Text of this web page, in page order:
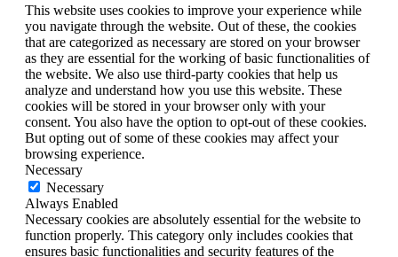
This website uses cookies to improve your experience while
you navigate through the website. Out of these, the cookies
that are categorized as necessary are stored on your browser
as they are essential for the working of basic functionalities of
the website. We also use third-party cookies that help us
analyze and understand how you use this website. These
cookies will be stored in your browser only with your
consent. You also have the option to opt-out of these cookies.
But opting out of some of these cookies may affect your
browsing experience.
Necessary
Necessary
Always Enabled
Necessary cookies are absolutely essential for the website to
function properly. This category only includes cookies that
ensures basic functionalities and security features of the